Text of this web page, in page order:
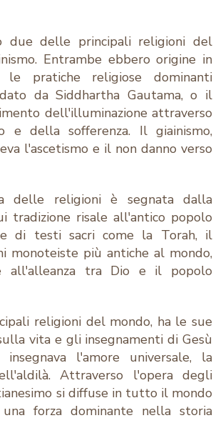
due delle principali religioni del
Entrambe ebbero origine in
pratiche religiose dominanti
da Siddhartha Gautama, o il
dell'illuminazione attraverso
e della sofferenza. Il giainismo,
l'ascetismo e il non danno verso
delle religioni è segnata dalla
tradizione risale all'antico popolo
di testi sacri come la Torah, il
monoteiste più antiche al mondo,
all'alleanza tra Dio e il popolo
religioni del mondo, ha le sue
vita e gli insegnamenti di Gesù
l'amore universale, la
Attraverso l'opera degli
si diffuse in tutto il mondo
forza dominante nella storia